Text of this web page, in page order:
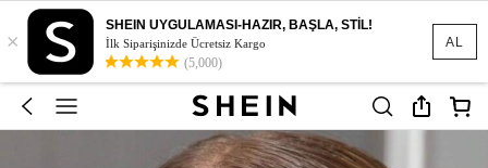
AL
×
SHEIN UYGULAMASI-HAZIR, BAŞLA, STİL!
İlk Siparişinizde Ücretsiz Kargo
(5,000)